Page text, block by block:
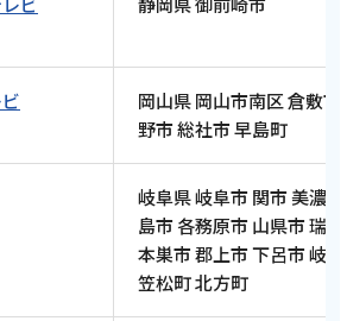
2026年5月8日
岡山県 岡山市南区 倉敷市
野市 総社市 早島町
岐阜県 岐阜市 関市 美濃
島市 各務原市 山県市 瑞
本巣市 郡上市 下呂市 岐
笠松町 北方町